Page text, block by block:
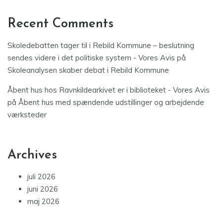
Recent Comments
Skoledebatten tager til i Rebild Kommune – beslutning
sendes videre i det politiske system - Vores Avis på
Skoleanalysen skaber debat i Rebild Kommune
Åbent hus hos Ravnkildearkivet er i biblioteket - Vores Avis
på Åbent hus med spændende udstillinger og arbejdende
værksteder
Archives
juli 2026
juni 2026
maj 2026